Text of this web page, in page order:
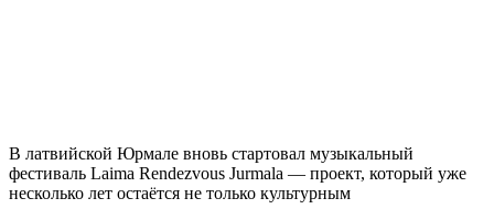
В латвийской Юрмале вновь стартовал музыкальный
фестиваль Laima Rendezvous Jurmala — проект, который уже
несколько лет остаётся не только культурным